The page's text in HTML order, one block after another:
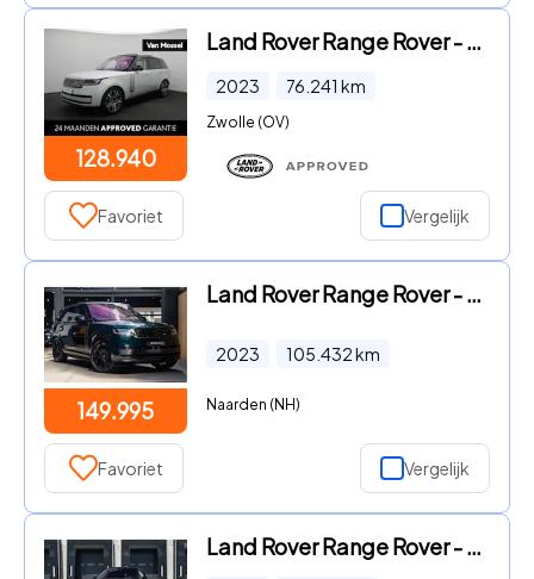
128.940
Land Rover Range Rover - 3.0 P510e SV PHEV | SVO Lak |
2023 76.241 km
Zwolle (OV)
Favoriet Vergelijk
149.995
Land Rover Range Rover - SV P510e Massage Trekhaak SVO British Racing Green 3.0 P510e
2023 105.432km
Naarden (NH)
Favoriet Vergelijk
Land Rover Range Rover - 4.4 P530 Autobiography MHEV